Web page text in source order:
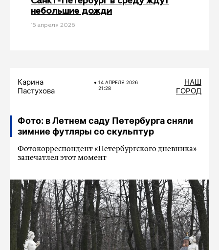
небольшие дожди
15 апреля 2026
Карина
Пастухова
14 АПРЕЛЯ 2026
21:28
НАШ
ГОРОД
Фото: в Летнем саду Петербурга сняли
зимние футляры со скульптур
Фотокорреспондент «Петербургского дневника»
запечатлел этот момент